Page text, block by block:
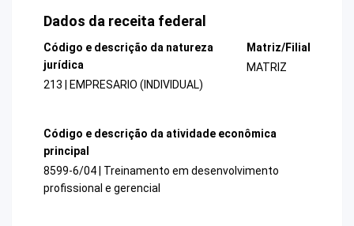
Dados da receita federal
Código e descrição da natureza
jurídica
213 | EMPRESARIO (INDIVIDUAL)
Matriz/Filial
MATRIZ
Código e descrição da atividade econômica
principal
8599-6/04 | Treinamento em desenvolvimento
profissional e gerencial